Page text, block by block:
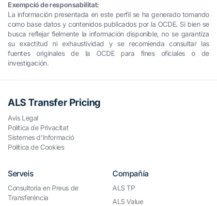
Exempció de responsabilitat:
La información presentada en este perfil se ha generado tomando
como base datos y contenidos publicados por la OCDE. Si bien se
busca reflejar fielmente la información disponible, no se garantiza
su exactitud ni exhaustividad y se recomienda consultar las
fuentes originales de la OCDE para fines oficiales o de
investigación.
ALS Transfer Pricing
Avís Legal
Política de Privacitat
Sistemes d'Informació
Política de Cookies
Serveis
Consultoria en Preus de
Transferència
Compañía
ALS TP
ALS Value